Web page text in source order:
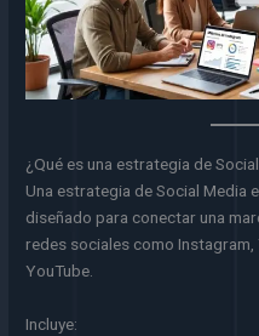
¿Qué es una estrategia de
Una estrategia de Social Media
diseñado para conectar una
redes sociales como Instagram,
YouTube.
Incluye: